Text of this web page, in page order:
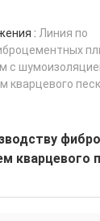
: Линия по
с
кварцевого
кварцевого